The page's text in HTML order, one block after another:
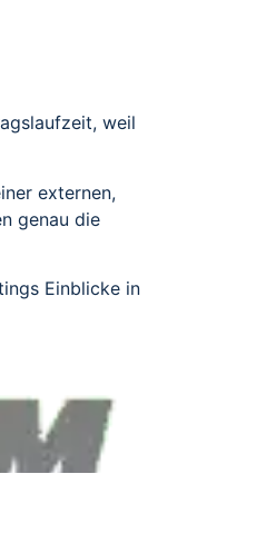
weil
externen,
genau die
Einblicke in